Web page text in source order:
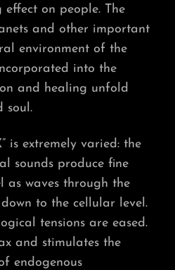
on people. The
and other important
environment of the
into the
and healing unfold
soul.
is extremely varied: the
sounds produce fine
as waves through the
to the cellular level.
tensions are eased.
and stimulates the
endogenous